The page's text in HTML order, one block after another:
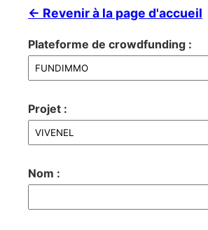
← Revenir à la page d'accueil
Plateforme de crowdfunding :
Projet :
Nom :